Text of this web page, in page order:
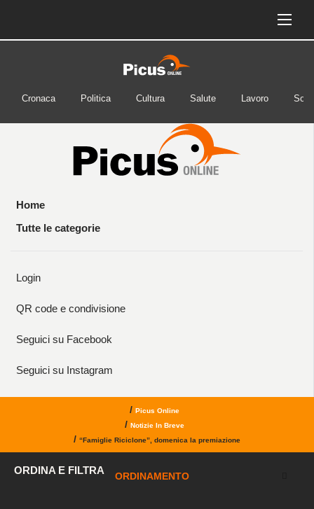
Cronaca Politica Cultura Salute Lavoro
Home
Tutte le categorie
Login
QR code e condivisione
Seguici su Facebook
Seguici su Instagram
/ Picus Online
/ Notizie In Breve
/ “Famiglie Riciclone”, domenica la premiazione
ORDINA E FILTRA
ORDINAMENTO